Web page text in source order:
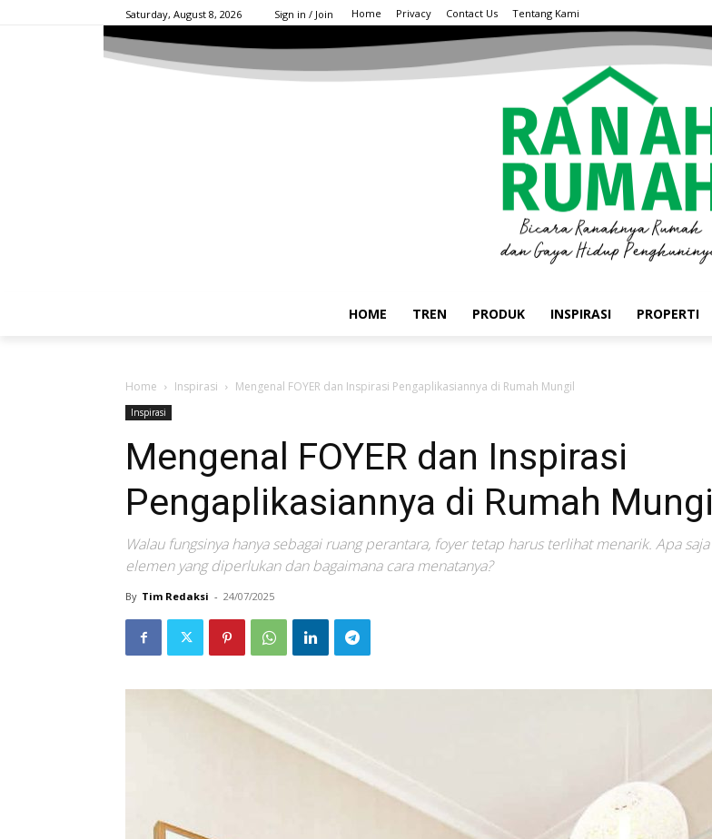
Saturday, August 8, 2026 Sign in / Join Home Privacy Contact Us Tentang Kami
HOME TREN PRODUK INSPIRASI PROPERTI
Home Inspirasi Mengenal FOYER dan Inspirasi Pengaplikasiannya di Rumah Mungil
Inspirasi
Mengenal FOYER dan Inspirasi
Pengaplikasiannya di Rumah Mungil
Walau fungsinya hanya sebagai ruang perantara, foyer tetap harus terlihat menarik. Apa saja
elemen yang diperlukan dan bagaimana cara menatanya?
By Tim Redaksi - 24/07/2025